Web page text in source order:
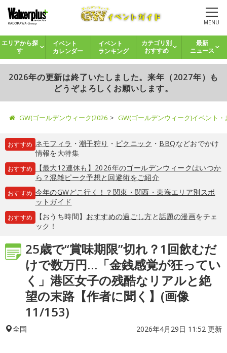
MENU
エリアから探
す
イベント
カレンダー
イベント
ランキング
カテゴリ別
おすすめ
最新
ニュース
2026年の更新は終了いたしました。来年（2027年）も
どうぞよろしくお願いします。
GW(ゴールデンウィーク)2026 GW(ゴールデンウィーク)イベント
おすすめ ネモフィラ ・ 潮干狩り ・ ピクニック ・ BBQなどおでかけ
情報を大特集
おすすめ
【最大12連休も】2026年のゴールデンウィークはいつか
ら？混雑ピーク予想と回避術をご紹介
おすすめ 今年のGWどこ行く！？関東・関西・東海エリア別スポ
ットガイド
おすすめ 【おうち時間】 おすすめの過ごし方と話題の漫画をチェ
ック！
25歳で“賞味期限”切れ？1回飲むだ
けで数万円…「金銭感覚が狂ってい
く」港区女子の残酷なリアルと絶
望の末路【作者に聞く】(画像
11/153)
全国 2026年4月29日 11:52 更新